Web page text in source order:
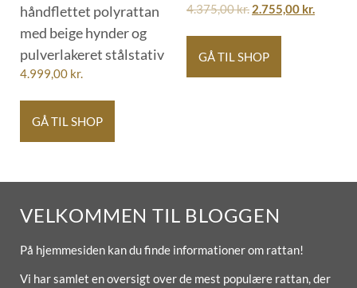
håndflettet polyrattan
med beige hynder og
pulverlakeret stålstativ
4.999,00 kr.
GÅ TIL SHOP
4.375,00kr. 2.755,00 kr.
GÅ TIL SHOP
VELKOMMEN TIL BLOGGEN
På hjemmesiden kan du finde informationer om rattan!
Vi har samlet en oversigt over de mest populære rattan, der